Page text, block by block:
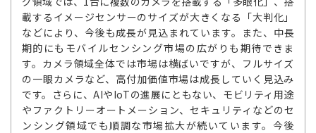
載するイメージセンサーのサイズが大きくなる「大判化」
などにより、今後も成長が見込まれています。また、中長
期的にもモバイルセンシング市場の広がりも期待できま
す。カメラ領域全体では市場は横ばいですが、フルサイズ
の一眼カメラなど、高付加価値市場は成長していく見込み
です。さらに、AIやIoTの進展にともない、モビリティ用途
やファクトリーオートメーション、セキュリティなどのセ
ンシング領域でも順調な市場拡大が続いています。今後